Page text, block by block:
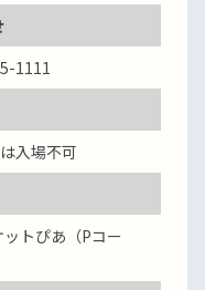
1111
入場不可
トぴあ（Pコー